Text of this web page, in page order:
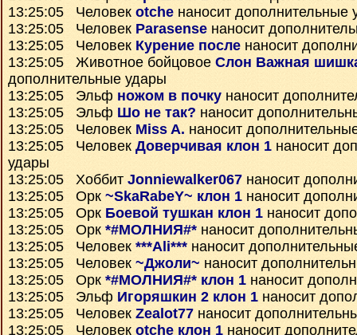
13:25:05 Человек otche наносит дополнительные
13:25:05 Человек Parasense наносит
13:25:05 Человек Курение после наносит
13:25:05 Животное бойцовое Слон Важная
дополнительные удары
13:25:05 Эльф ножом в почку наносит
13:25:05 Эльф Шо не так? наносит
13:25:05 Человек Miss A. наносит
13:25:05 Человек Доверчивая клон 1 наносит
удары
13:25:05 Хоббит Jonniewalker067 наносит
13:25:05 Орк ~SkaRabeY~ клон 1 наносит
13:25:05 Орк Боевой тушкан клон 1 наносит
13:25:05 Орк *#МОЛНИЯ#* наносит
13:25:05 Человек ***Ali*** наносит
13:25:05 Человек ~Джоли~ наносит
13:25:05 Орк *#МОЛНИЯ#* клон 1 наносит
13:25:05 Эльф Игоряшкин 2 клон 1 наносит
13:25:05 Человек Zealot77 наносит
13:25:05 Человек otche клон 1 наносит